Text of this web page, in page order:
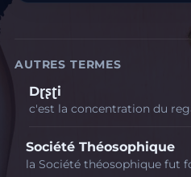
AUTRES TERMES
Dɽʂʈi
c'est la concentration du
Société Théosophique
la Société théosophique fut